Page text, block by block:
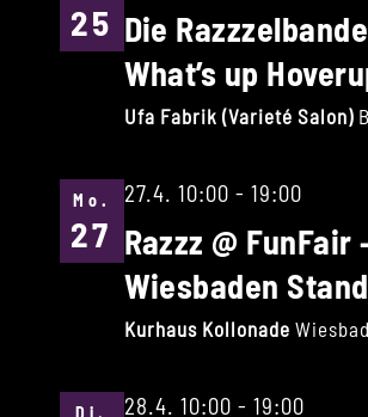
25
Die
What’s up
Ufa Fabrik (Varieté Salon)
Mo.
27
27.4. 10:00 - 19:00
Razzz @ FunFair
Wiesbaden
Kurhaus Kollonade
28.4. 10:00 - 19:00